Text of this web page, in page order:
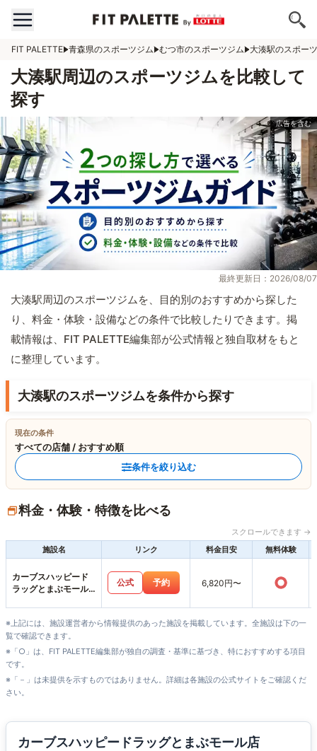
FIT PALETTE 青森県のスポーツジム むつ市のスポーツジム 大湊駅のスポー
大湊駅周辺のスポーツジムを比較して
探す
最終更新日：2026/08/07
大湊駅周辺のスポーツジムを、目的別のおすすめから探した
り、料金・体験・設備などの条件で比較したりできます。掲
載情報は、FIT PALETTE編集部が公式情報と独自取材をもと
に整理しています。
大湊駅のスポーツジムを条件から探す
現在の条件
すべての店舗 / おすすめ順
条件を絞り込む
料金・体験・特徴を比べる
スクロールできます →
施設名
リンク 料金目安 無料体験
カーブスハッピード
ラッグとまぶモール
公式 予約 6,820円〜 ○
※上記には、施設運営者から情報提供のあった施設を掲載しています。全施設は下の一
覧で確認できます。
※「○」は、FIT PALETTE編集部が独自の調査・基準に基づき、特におすすめする項目
です。
※「－」は未提供を示すものではありません。詳細は各施設の公式サイトをご確認くだ
さい。
カーブスハッピードラッグとまぶモール店